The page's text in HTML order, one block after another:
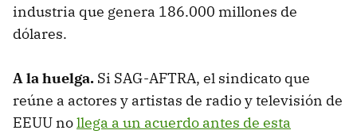
industria que genera 186.000 millones de
dólares.
A la huelga. Si SAG-AFTRA, el sindicato que
reúne a actores y artistas de radio y televisión de
EEUU nollega a un acuerdo antes de esta